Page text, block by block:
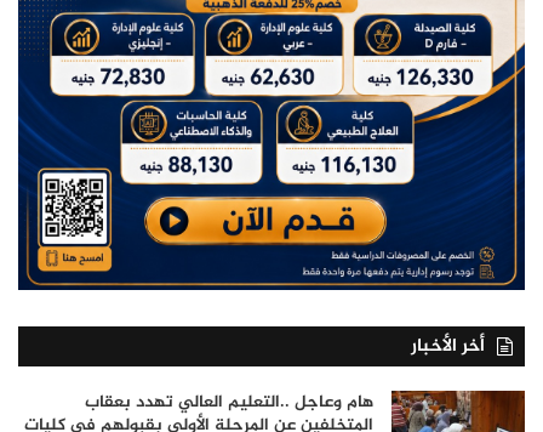
أخر الأخبار
هام وعاجل ..التعليم العالي تهدد بعقاب
المتخلفين عن المرحلة الأولى بقبولهم فى كليات